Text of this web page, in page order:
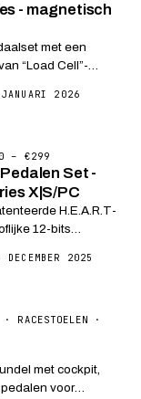
- magnetisch
met een
“Load Cell”-
voor extreme
2026
– €299
Set -
X|S/PC
H.E.A.R.T-
12-bits
van tijd 4
pedaal voor
2025
RACESTOELEN ·
met cockpit,
voor